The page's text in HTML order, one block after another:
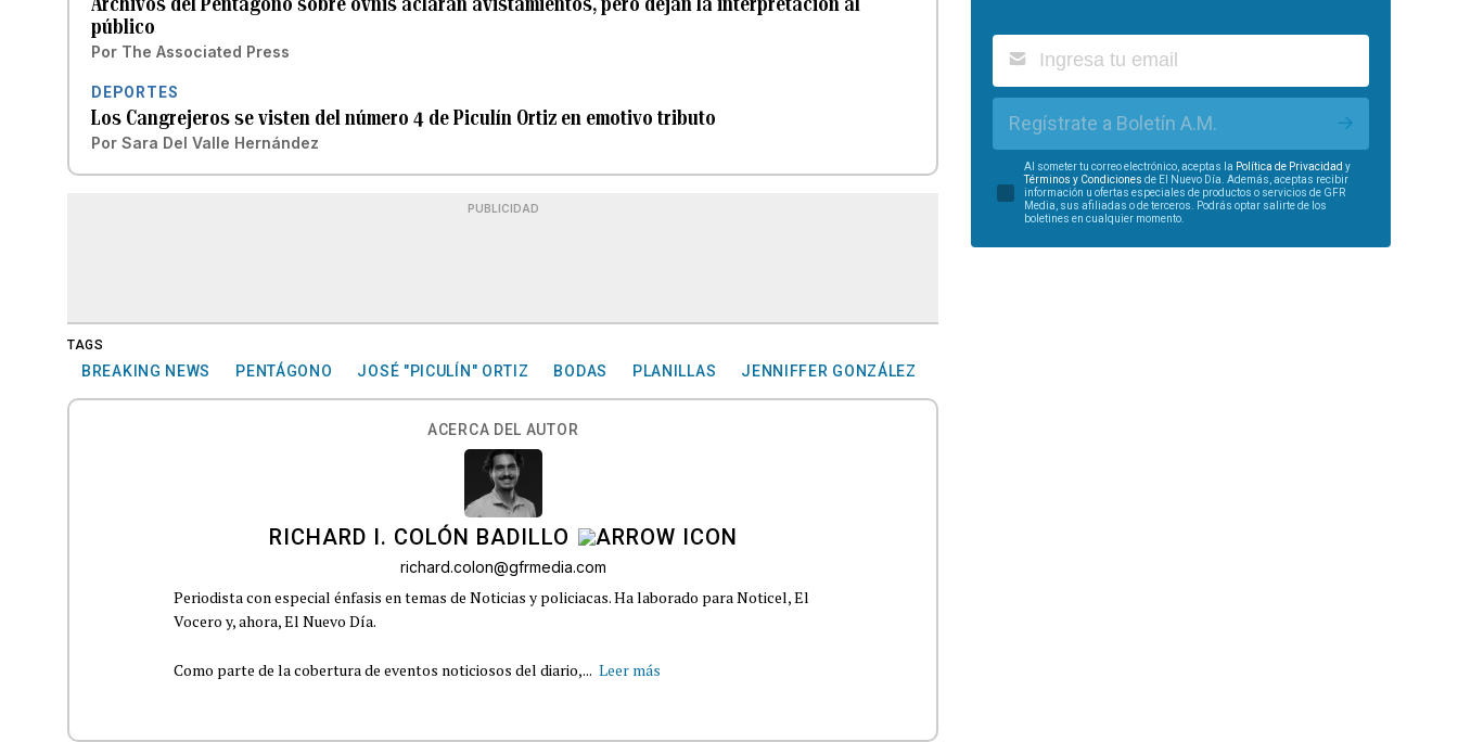
público
Por The Associated Press
DEPORTES
Los Cangrejeros se visten del número 4 de Piculín Ortiz en emotivo tributo
Por Sara Del Valle Hernández
PUBLICIDAD
TAGS
BREAKING NEWS PENTÁGONO JOSÉ "PICULÍN" ORTIZ BODAS PLANILLAS JENNIFFER GONZÁLEZ
ACERCA DEL AUTOR
RICHARD I. COLÓN BADILLO
richard.colon@gfrmedia.com
Periodista con especial énfasis en temas de Noticias y policiacas. Ha laborado para Noticel, El
Vocero y, ahora, El Nuevo Día.
Como parte de la cobertura de eventos noticiosos del diario,... Leer más
Regístrate a Boletín A.M.
Al someter tu correo electrónico, aceptas la Política de Privacidad y
Términos y Condiciones de El Nuevo Día. Además, aceptas recibir
información u ofertas especiales de productos o servicios de GFR
Media, sus afiliadas o de terceros. Podrás optar salirte de los
boletines en cualquier momento.